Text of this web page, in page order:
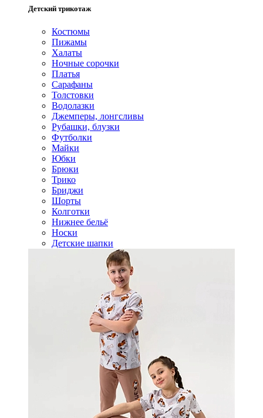
Детский трикотаж
Костюмы
Пижамы
Халаты
Ночные сорочки
Платья
Сарафаны
Толстовки
Водолазки
Джемперы, лонгсливы
Рубашки, блузки
Футболки
Майки
Юбки
Брюки
Трико
Бриджи
Шорты
Колготки
Нижнее бельё
Носки
Детские шапки